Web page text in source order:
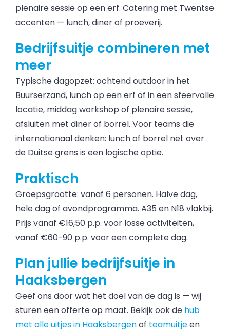
plenaire sessie op een erf. Catering met Twentse
accenten — lunch, diner of proeverij.
Bedrijfsuitje combineren met
meer
Typische dagopzet: ochtend outdoor in het
Buurserzand, lunch op een erf of in een sfeervolle
locatie, middag workshop of plenaire sessie,
afsluiten met diner of borrel. Voor teams die
internationaal denken: lunch of borrel net over
de Duitse grens is een logische optie.
Praktisch
Groepsgrootte: vanaf 6 personen. Halve dag,
hele dag of avondprogramma. A35 en N18 vlakbij.
Prijs vanaf €16,50 p.p. voor losse activiteiten,
vanaf €60-90 p.p. voor een complete dag.
Plan jullie bedrijfsuitje in
Haaksbergen
Geef ons door wat het doel van de dag is — wij
sturen een offerte op maat. Bekijk ook de hub
met alle uitjes in Haaksbergenof teamuitjeen